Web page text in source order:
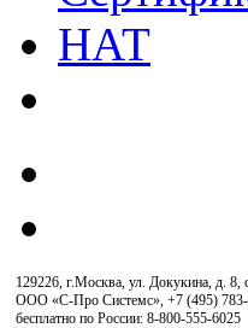
129226, г.Москва, ул. Докукина, д. 8,
ООО «С-Про Системс» +7 (495)
бесплатно по России: 8-800-555-6025